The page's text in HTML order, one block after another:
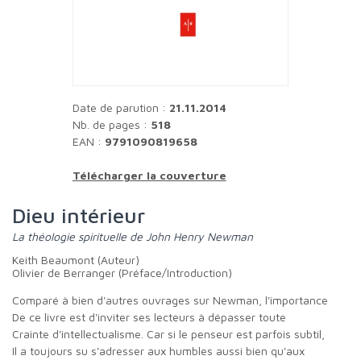
Date de parution : 21.11.2014
Nb. de pages : 518
EAN : 9791090819658
Télécharger la couverture
Dieu intérieur
La théologie spirituelle de John Henry Newman
Keith Beaumont (Auteur)
Olivier de Berranger (Préface/Introduction)
Comparé à bien d'autres ouvrages sur Newman, l'importance
de ce livre est d'inviter ses lecteurs à dépasser toute
crainte d'intellectualisme. Car si le penseur est parfois subtil,
il a toujours su s'adresser aux humbles aussi bien qu'aux